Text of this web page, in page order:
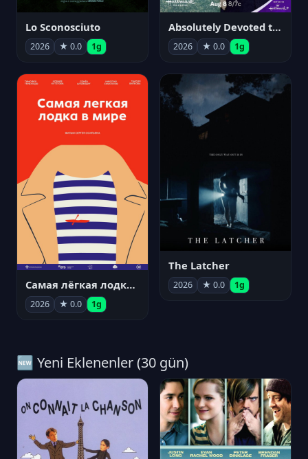
Lo Sconosciuto
2026 ★ 0.0 1g
Absolutely Devoted to You
2026 ★ 0.0 1g
Самая лёгкая лодка в мире
2026 ★ 0.0 1g
The Latcher
2026 ★ 0.0 1g
🆕 Yeni Eklenenler (30 gün)